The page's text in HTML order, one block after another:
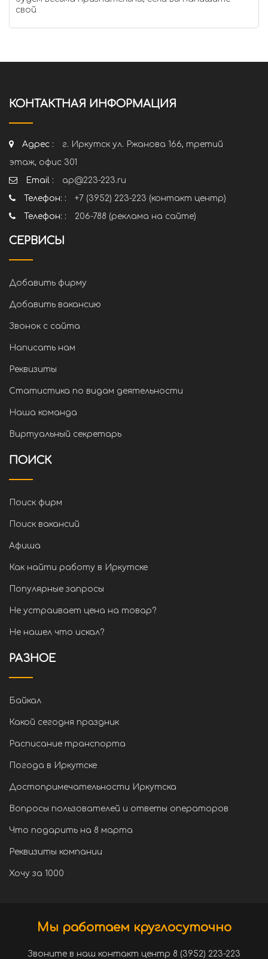
свой
КОНТАКТНАЯ ИНФОРМАЦИЯ
Адрес :
г. Иркутск ул. Ржанова 166, третий
этаж, офис 301
Email :
ap@223-223.ru
Телефон: :
+7 (3952) 223-223 (контакт центр)
Телефон: :
206-788 (реклама на сайте)
СЕРВИСЫ
Добавить фирму
Добавить вакансию
Звонок с сайта
Написать нам
Реквизиты
Статистика по видам деятельности
Наша команда
Виртуальный секретарь
ПОИСК
Поиск фирм
Поиск вакансий
Афиша
Как найти работу в Иркутске
Популярные запросы
Не устраивает цена на товар?
Не нашел что искал?
РАЗНОЕ
Байкал
Какой сегодня праздник
Расписание транспорта
Погода в Иркутске
Достопримечательности Иркутска
Вопросы пользователей и ответы операторов
Что подарить на 8 марта
Реквизиты компании
Хочу за 1000
Мы работаем круглосуточно
Звоните в наш контакт центр 8 (3952) 223-223